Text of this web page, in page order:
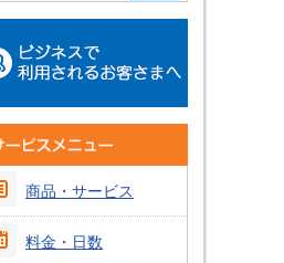
商品・サービス
料金・日数